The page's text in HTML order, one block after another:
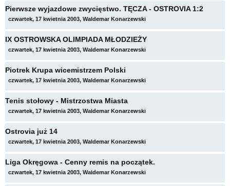
Pierwsze wyjazdowe zwycięstwo. TĘCZA - OSTROVIA 1:2
czwartek, 17 kwietnia 2003, Waldemar Konarzewski
IX OSTROWSKA OLIMPIADA MŁODZIEŻY
czwartek, 17 kwietnia 2003, Waldemar Konarzewski
Piotrek Krupa wicemistrzem Polski
czwartek, 17 kwietnia 2003, Waldemar Konarzewski
Tenis stołowy - Mistrzostwa Miasta
czwartek, 17 kwietnia 2003, Waldemar Konarzewski
Ostrovia już 14
czwartek, 17 kwietnia 2003, Waldemar Konarzewski
Liga Okręgowa - Cenny remis na początek.
czwartek, 17 kwietnia 2003, Waldemar Konarzewski